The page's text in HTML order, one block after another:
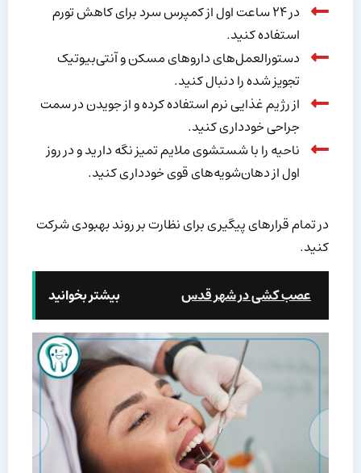
در ۲۴ ساعت اول از کمپرس سرد برای کاهش تورم
استفاده کنید.
دستورالعمل‌های داروهای مسکن و آنتی‌بیوتیک
تجویز شده را دنبال کنید.
از رژیم غذایی نرم استفاده کرده و از جویدن در سمت
جراحی خودداری کنید.
ناحیه را با شستشوی ملایم تمیز نگه دارید و در روز
اول از دهان‌شویه‌های قوی خودداری کنید.
در تمام قرارهای پیگیری برای نظارت بر روند بهبودی شرکت
کنید.
بیشتر بخوانید عصب کشی در شهر قدس